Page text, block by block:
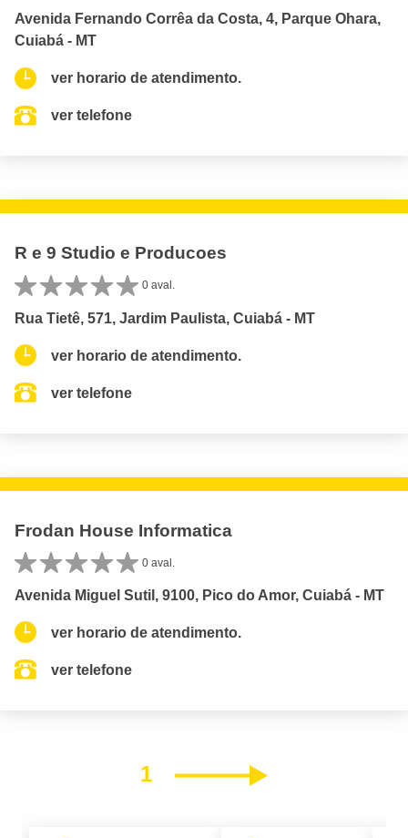
Avenida Fernando Corrêa da Costa, 4, Parque Ohara,
Cuiabá - MT
ver horario de atendimento.
ver telefone
R e 9 Studio e Producoes
0 aval.
Rua Tietê, 571, Jardim Paulista, Cuiabá - MT
ver horario de atendimento.
ver telefone
Frodan House Informatica
0 aval.
Avenida Miguel Sutil, 9100, Pico do Amor, Cuiabá - MT
ver horario de atendimento.
ver telefone
1 Próximo